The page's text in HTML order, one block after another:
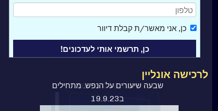
כן, אני מאשר/ת קבלת דיוור
לרכישה אונליין
שבעה שיעורים על הנפש. מתחילים
ב19.9.23
ספר קורס בניסים